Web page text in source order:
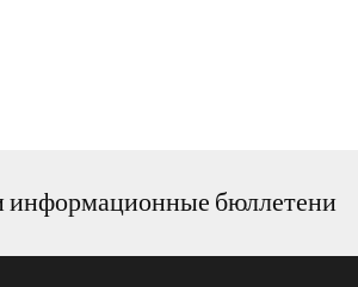
бюллетени